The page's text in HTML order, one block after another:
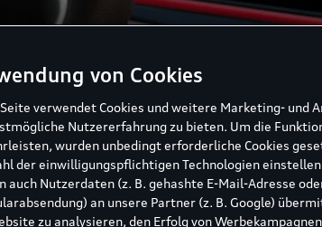
von Cookies
verwendet Cookies und weitere Marketing- und
Nutzererfahrung zu bieten. Um die
wurden unbedingt erforderliche Cookies
der einwilligungspflichtigen Technologien
auch Nutzerdaten (z. B. gehashte E-Mail-Adresse
an unsere Partner (z. B. Google)
zu analysieren, den Erfolg von